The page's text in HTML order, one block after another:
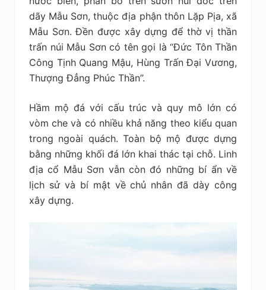
dãy Mẫu Sơn, thuộc địa phận thôn Lặp Pịa, xã
Mẫu Sơn. Đền được xây dựng để thờ vị thần
trấn núi Mẫu Sơn có tên gọi là “Đức Tôn Thần
Công Tịnh Quang Mậu, Hùng Trấn Đại Vương,
Thượng Đẳng Phúc Thần”.
Hầm mộ đá với cấu trúc và quy mô lớn có
vòm che và có nhiều khả năng theo kiểu quan
trong ngoài quách. Toàn bộ mộ được dựng
bằng những khối đá lớn khai thác tại chỗ. Linh
địa cổ Mẫu Sơn vẫn còn đó những bí ẩn về
lịch sử và bí mật về chủ nhân đã dày công
xây dựng.